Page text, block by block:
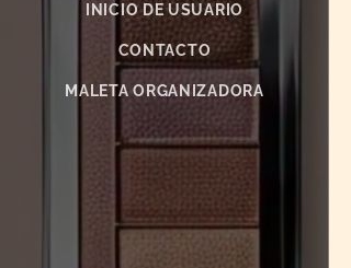
INICIO DE USUARIO
CONTACTO
MALETA ORGANIZADORA